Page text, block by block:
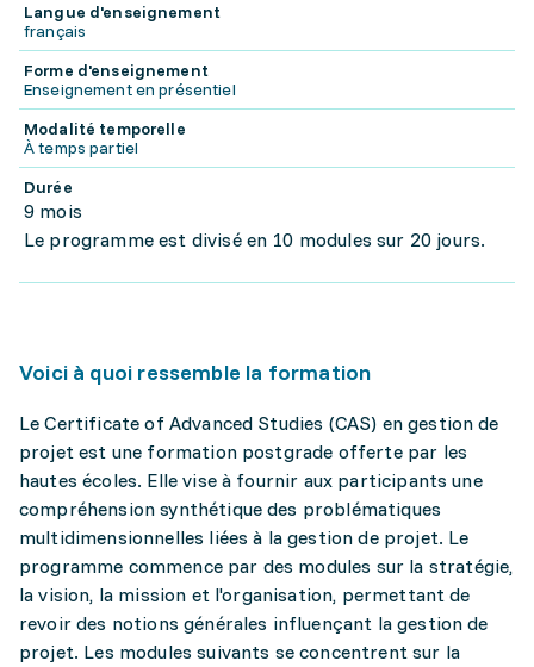
Langue d'enseignement
français
Forme d'enseignement
Enseignement en présentiel
Modalité temporelle
À temps partiel
Durée
9 mois
Le programme est divisé en 10 modules sur 20 jours.
Voici à quoi ressemble la formation
Le Certificate of Advanced Studies (CAS) en gestion de
projet est une formation postgrade offerte par les
hautes écoles. Elle vise à fournir aux participants une
compréhension synthétique des problématiques
multidimensionnelles liées à la gestion de projet. Le
programme commence par des modules sur la stratégie,
la vision, la mission et l'organisation, permettant de
revoir des notions générales influençant la gestion de
projet. Les modules suivants se concentrent sur la